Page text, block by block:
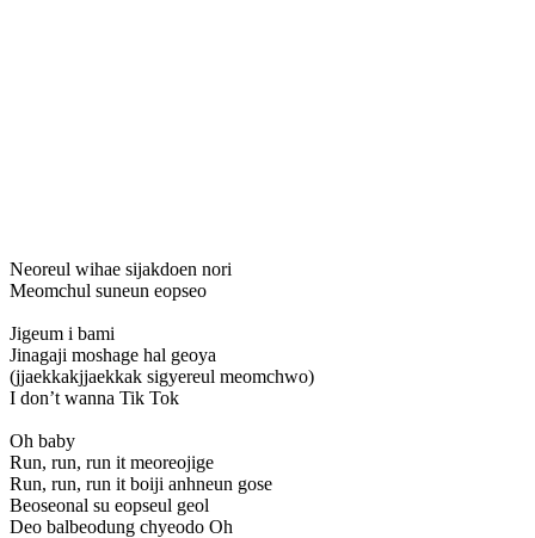
Neoreul wihae sijakdoen nori
Meomchul suneun eopseo
Jigeum i bami
Jinagaji moshage hal geoya
(jjaekkakjjaekkak sigyereul meomchwo)
I don’t wanna Tik Tok
Oh baby
Run, run, run it meoreojige
Run, run, run it boiji anhneun gose
Beoseonal su eopseul geol
Deo balbeodung chyeodo Oh